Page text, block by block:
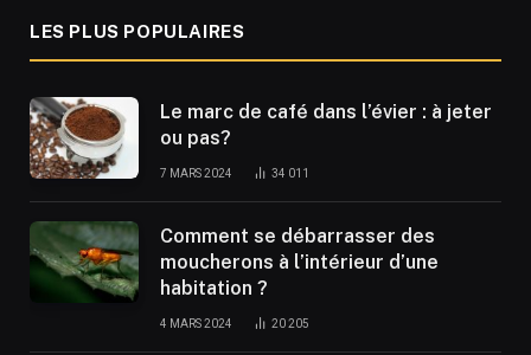
LES PLUS POPULAIRES
Le marc de café dans l’évier : à jeter
ou pas?
7 MARS 2024 34 011
Comment se débarrasser des
moucherons à l’intérieur d’une
habitation ?
4 MARS 2024 20 205